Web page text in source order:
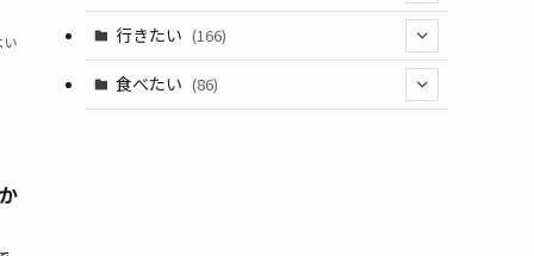
い
(1)
(10)
(11)
行きたい (166)
(18)
食べたい (86)